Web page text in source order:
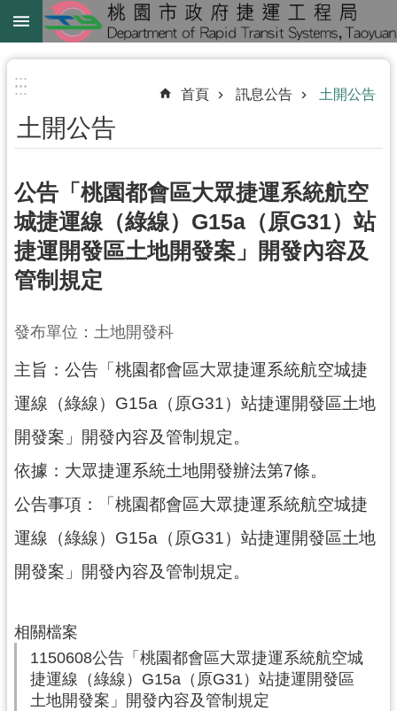
跳到主要內容區塊
綠
綠
延
中
鐵
路
地
下
進
階
搜
認
識
我
們
息
:::
::: 首頁 訊息公告 土開公告
土開公告
公告「桃園都會區大眾捷運系統航空
城捷運線（綠線）G15a（原G31）站
捷運開發區土地開發案」開發內容及
管制規定
發布單位：土地開發科
主旨：公告「桃園都會區大眾捷運系統航空城捷
運線（綠線）G15a（原G31）站捷運開發區土地
開發案」開發內容及管制規定。
依據：大眾捷運系統土地開發辦法第7條。
公告事項：「桃園都會區大眾捷運系統航空城捷
運線（綠線）G15a（原G31）站捷運開發區土地
開發案」開發內容及管制規定。
相關檔案
1150608公告「桃園都會區大眾捷運系統航空城
捷運線（綠線）G15a（原G31）站捷運開發區
土地開發案」開發內容及管制規定